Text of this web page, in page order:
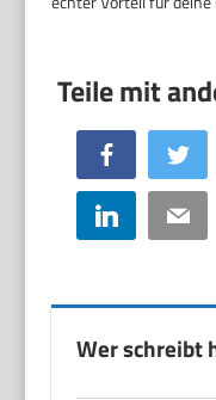
Facebook
LinkedIn Email
Wer schreibt